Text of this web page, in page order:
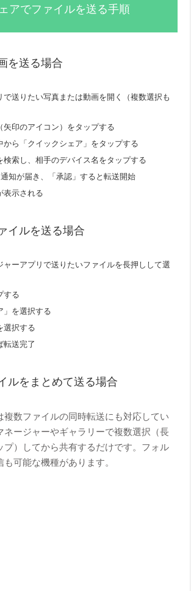
アでファイルを送る手順
を送る場合
で送りたい写真または動画を開く（複数選択も
矢印のアイコン）をタップする
から「クイックシェア」をタップする
検索し、相手のデバイス名をタップする
知が届き、「承認」すると転送開始
表示される
イルを送る場合
ャーアプリで送りたいファイルを長押しして選
する
」を選択する
選択する
転送完了
ルをまとめて送る場合
複数ファイルの同時転送にも対応してい
ネージャーやギャラリーで複数選択（長
プ）してから共有するだけです。フォル
可能な機種があります。